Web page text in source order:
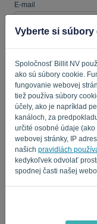
Vyberte si súbory
Spoločnosť Billit NV
ako sú súbory cookie.
fungovanie webovej
tiež používa súbory
účely, ako je napríklad
kanáloch, za
určité osobné údaje
webovej stránky, IP
našich pravidlách
kedykoľvek odvolať
spodnej časti našej
E-mail
Nie ste počítač? Vyplňte „
Späť na prihlásenie
Privacy Policy-